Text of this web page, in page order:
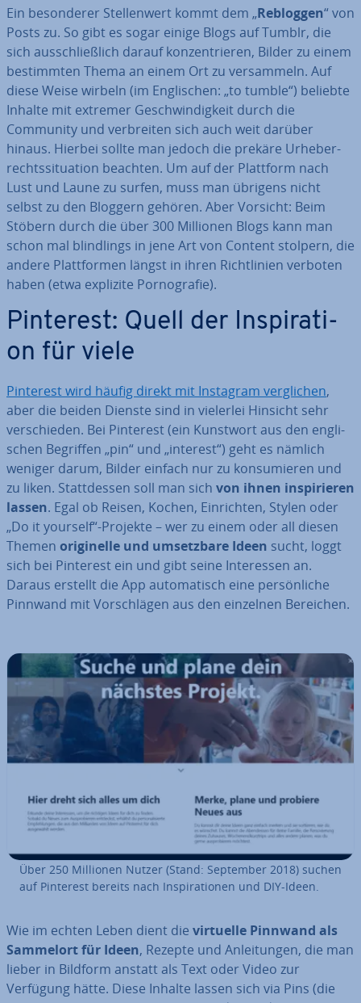
Ein be­son­de­rer Stel­len­wert kommt dem „Rebloggen“ von
Posts zu. So gibt es sogar einige Blogs auf Tumblr, die
sich aus­schließ­lich darauf kon­zen­trie­ren, Bilder zu einem
be­stimm­ten Thema an einem Ort zu ver­sam­meln. Auf
diese Weise wirbeln (im Eng­li­schen: „to tumble“) beliebte
Inhalte mit extremer Ge­schwin­dig­keit durch die
Community und ver­brei­ten sich auch weit darüber
hinaus. Hierbei sollte man jedoch die prekäre Ur­he­ber­
rechts­si­tua­ti­on beachten. Um auf der Plattform nach
Lust und Laune zu surfen, muss man übrigens nicht
selbst zu den Bloggern gehören. Aber Vorsicht: Beim
Stöbern durch die über 300 Millionen Blogs kann man
schon mal blind­lings in jene Art von Content stolpern, die
andere Platt­for­men längst in ihren Richt­li­ni­en verboten
haben (etwa explizite Por­no­gra­fie).
Pinterest: Quell der In­spi­ra­ti­
on für viele
Pinterest wird häufig direkt mit Instagram ver­gli­chen,
aber die beiden Dienste sind in vielerlei Hinsicht sehr
ver­schie­den. Bei Pinterest (ein Kunstwort aus den eng­li­
schen Begriffen „pin“ und „interest“) geht es nämlich
weniger darum, Bilder einfach nur zu kon­su­mie­ren und
zu liken. Statt­des­sen soll man sich von ihnen in­spi­rie­ren
lassen. Egal ob Reisen, Kochen, Ein­rich­ten, Stylen oder
„Do it yourself“-Projekte – wer zu einem oder all diesen
Themen ori­gi­nel­le und um­setz­ba­re Ideen sucht, loggt
sich bei Pinterest ein und gibt seine In­ter­es­sen an.
Daraus erstellt die App au­to­ma­tisch eine per­sön­li­che
Pinnwand mit Vor­schlä­gen aus den einzelnen Bereichen.
Über 250 Millionen Nutzer (Stand: September 2018) suchen
auf Pinterest bereits nach In­spi­ra­tio­nen und DIY-Ideen.
Wie im echten Leben dient die virtuelle Pinnwand als
Sammelort für Ideen, Rezepte und An­lei­tun­gen, die man
lieber in Bildform anstatt als Text oder Video zur
Verfügung hätte. Diese Inhalte lassen sich via Pins (die